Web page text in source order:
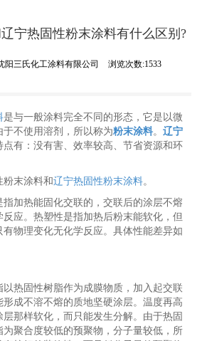
宁热固性粉末涂料有什么区别?
阳三氏化工涂料有限公司 浏览次数:1533
是与一般涂料完全不同的形态，它是以微
不使用溶剂，所以称为粉末涂料。 辽宁
点有：没有害、效率较高、节省资源和环
粉末涂料和辽宁热固性粉末涂料。
加热能固化交联的，交联后的涂层不熔
应。热塑性是指加热后粉末能软化，但
物理变化无化学反应。具体性能差异如
热固性树脂作为成膜物质，加入起交联
形成不溶不熔的质地坚硬涂层。温度再高
那样软化，而只能发生分解。由于热固
聚合度较低的预聚物，分子量较低，所